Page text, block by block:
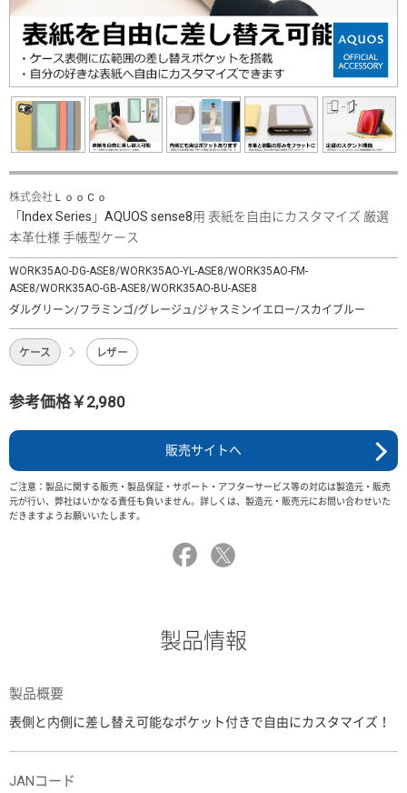
株式会社ＬｏｏＣｏ
「Index Series」AQUOS sense8用 表紙を自由にカスタマイズ 厳選
本革仕様 手帳型ケース
WORK35AO-DG-ASE8/WORK35AO-YL-ASE8/WORK35AO-FM-
ASE8/WORK35AO-GB-ASE8/WORK35AO-BU-ASE8
ダルグリーン/フラミンゴ/グレージュ/ジャスミンイエロー/スカイブルー
ケース レザー
参考価格￥2,980
販売サイトへ
ご注意：製品に関する販売・製品保証・サポート・アフターサービス等の対応は製造元・販売
元が行い、弊社はいかなる責任も負いません。詳しくは、製造元・販売元にお問い合わせいた
だきますようお願いいたします。
製品情報
製品概要
表側と内側に差し替え可能なポケット付きで自由にカスタマイズ！
JANコード